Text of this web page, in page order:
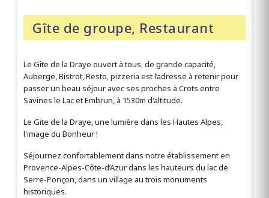
Gîte de groupe, Restaurant
Le Gîte de la Draye ouvert à tous, de grande capacité,
Auberge, Bistrot, Resto, pizzeria est l’adresse à retenir pour
passer un beau séjour avec ses proches à Crots entre
Savines le Lac et Embrun, à 1530m d'altitude.
Le Gite de la Draye, une lumière dans les Hautes Alpes,
l'image du Bonheur !
Séjournez confortablement dans notre établissement en
Provence-Alpes-Côte-d’Azur dans les hauteurs du lac de
Serre-Ponçon, dans un village au trois monuments
historiques.